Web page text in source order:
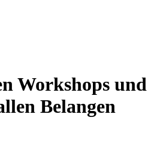
Workshops und
Belangen